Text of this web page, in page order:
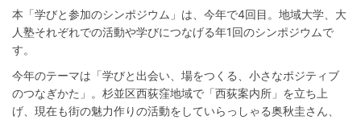
本「学びと参加のシンポジウム」は、今年で4回目。地域大学、大
人塾それぞれでの活動や学びにつなげる年1回のシンポジウムで
す。
今年のテーマは「学びと出会い、場をつくる、小さなポジティブ
のつなぎかた」。杉並区西荻窪地域で「西荻案内所」を立ち上
げ、現在も街の魅力作りの活動をしていらっしゃる奥秋圭さん、